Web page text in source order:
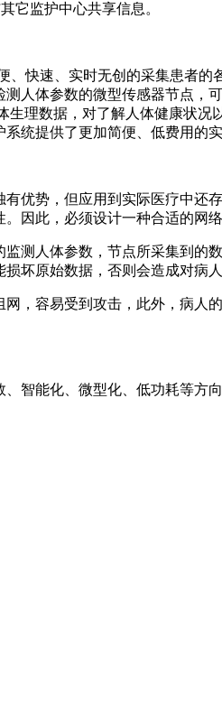
它监护中心共享信息。
、快速、实时无创的采集患者
人体参数的微型传感器节点
生理数据，对了解人体健康状
统提供了更加简便、低费用的实
优势，但应用到实际医疗中
因此，必须设计一种合适的网
测人体参数，节点所采集到
坏原始数据，否则会造成对病人
，容易受到攻击，此外，病
智能化、微型化、低功耗等